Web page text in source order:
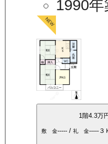
1990年
1 階4.3万
敷 金----- / 礼 金----- ３